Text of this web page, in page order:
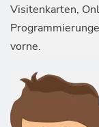
Visitenkarten,
vorne.